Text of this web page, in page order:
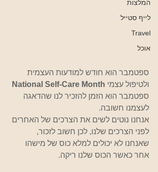
המלצות
לייף סטייל
Travel
אוכל
ספטמבר הוא חודש למודעות העצמית
ולטיפול עצמי National Self-Care Month
ספטמבר הוא הזמן להזכיר לנו שהדאגה
לעצמנו חשובה.
אנחנו נוטים לשים את הצרכים של האחרים
לפני הצרכים שלנו, לכן חשוב לזכור,
שאנחנו לא יכולים למלא כוס של מישהו
אחר כאשר הכוס שלנו ריקה.